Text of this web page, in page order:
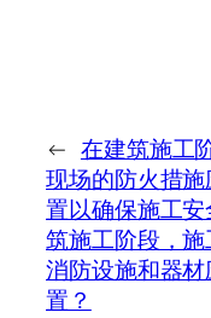
← 在建筑施工
现场的防火措
置以确保施工
筑施工阶段，
消防设施和器
置？